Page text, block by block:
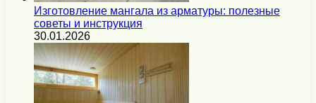
Изготовление мангала из арматуры: полезные
советы и инструкция
30.01.2026